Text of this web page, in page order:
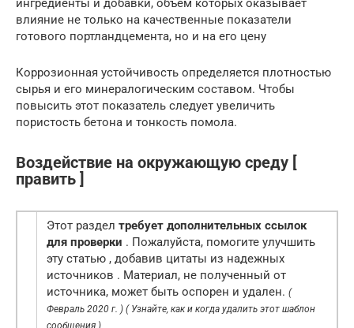
ингредиенты и добавки, объем которых оказывает
влияние не только на качественные показатели
готового портландцемента, но и на его цену
Коррозионная устойчивость определяется плотностью
сырья и его минералогическим составом. Чтобы
повысить этот показатель следует увеличить
пористость бетона и тонкость помола.
Воздействие на окружающую среду [
править ]
Этот раздел требует дополнительных ссылок
для проверки . Пожалуйста, помогите улучшить
эту статью , добавив цитаты из надежных
источников . Материал, не полученный от
источника, может быть оспорен и удален. (
Февраль 2020 г. ) ( Узнайте, как и когда удалить этот шаблон